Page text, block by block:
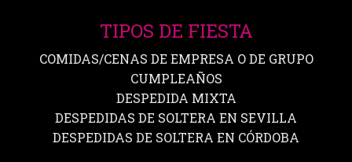
TIPOS DE FIESTA
COMIDAS/CENAS DE EMPRESA O DE GRUPO
CUMPLEAÑOS
DESPEDIDA MIXTA
DESPEDIDAS DE SOLTERA EN SEVILLA
DESPEDIDAS DE SOLTERA EN CÓRDOBA